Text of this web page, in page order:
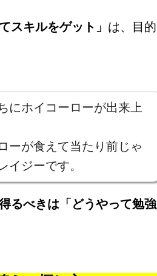
スキルをゲット」 は、目的
にホイコーローが出来上
ーが食えて当たり前じゃ
ジーです。
るべきは「どうやって勉強